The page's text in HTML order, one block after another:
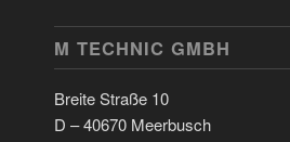
M TECHNIC GMBH
Breite Straße 10
D – 40670 Meerbusch